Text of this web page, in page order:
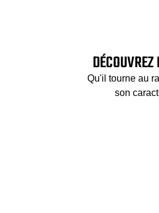
Qu'il tourne au
son